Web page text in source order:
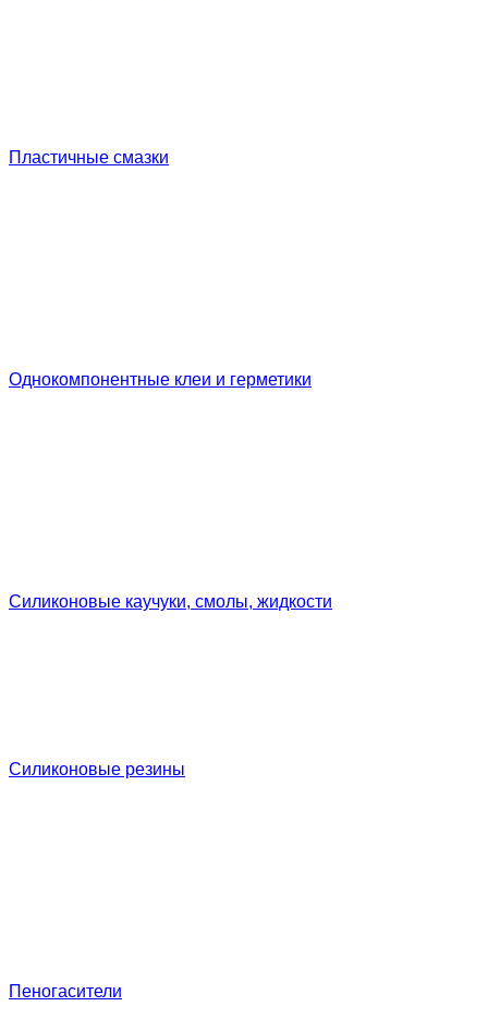
Пластичные смазки
Однокомпонентные клеи и герметики
Силиконовые каучуки, смолы, жидкости
Силиконовые резины
Пеногасители